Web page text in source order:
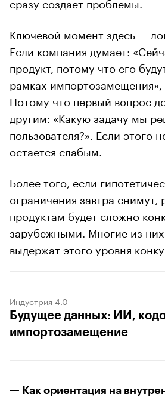
Ключевой момент здесь —
Если компания думает:
продукт, потому что его
рамках импортозамещения»,
Потому что первый вопрос
другим: «Какую задачу мы
пользователя?». Если этого
остается слабым.
Более того, если
ограничения завтра снимут,
продуктам будет сложно
зарубежными. Многие из
выдержат этого уровня
Индустрия 4.0
Будущее данных: ИИ,
импортозамещение
— Как ориентация на